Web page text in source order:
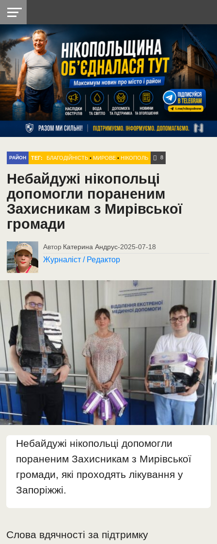
НІКОПОЛЬ
РАЙОН
СІЧЕСЛАВСЬКА
УКРАЇНА
РЕТРО
НІКОПОЛЬ
ЛАЙТ
УКРАЇНА
ДОПОМОГА
РАДІО
РАЙОН ТЕГ: БЛАГОДІЙНІСТЬ •МИРОВЕ •НІКОПОЛЬ 8
Небайдужі нікопольці
допомогли пораненим
Захисникам з Мирівської
громади
Автор Катерина Андрус-2025-07-18
Журналіст / Редактор
Небайдужі нікопольці допомогли
пораненим Захисникам з Мирівської
громади, які проходять лікування у
Запоріжжі.
Слова вдячності за підтримку